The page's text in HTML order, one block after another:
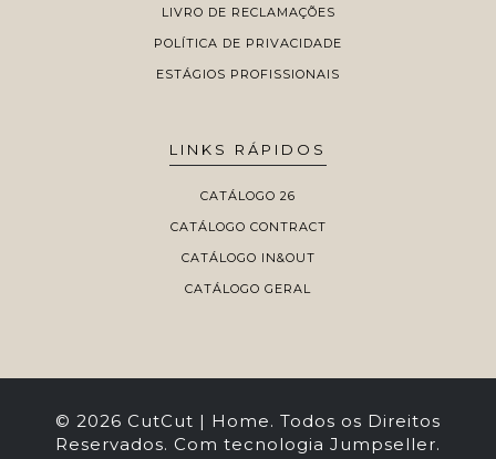
LIVRO DE RECLAMAÇÕES
POLÍTICA DE PRIVACIDADE
ESTÁGIOS PROFISSIONAIS
LINKS RÁPIDOS
CATÁLOGO 26
CATÁLOGO CONTRACT
CATÁLOGO IN&OUT
CATÁLOGO GERAL
© 2026 CutCut | Home. Todos os Direitos
Reservados. Com tecnologia Jumpseller.